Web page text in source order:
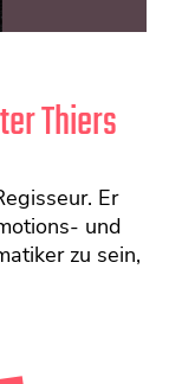
Thiers
Er
und
zu sein,